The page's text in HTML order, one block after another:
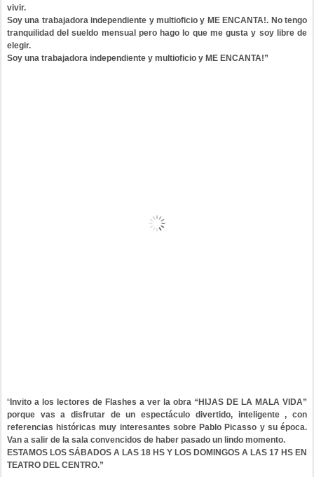
vivir.
Soy una trabajadora independiente y multioficio y ME ENCANTA!. No tengo
tranquilidad del sueldo mensual pero hago lo que me gusta y soy libre de
elegir.
Soy una trabajadora independiente y multioficio y ME ENCANTA!”
“Invito a los lectores de Flashes a ver la obra “HIJAS DE LA MALA VIDA”
porque vas a disfrutar de un espectáculo divertido, inteligente , con
referencias históricas muy interesantes sobre Pablo Picasso y su época.
Van a salir de la sala convencidos de haber pasado un lindo momento.
ESTAMOS LOS SÁBADOS A LAS 18 HS Y LOS DOMINGOS A LAS 17 HS EN
TEATRO DEL CENTRO.”